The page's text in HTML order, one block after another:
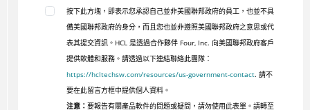
按下此方塊，即表示您承認自己並非美國聯邦政府的員工，也並不具
備美國聯邦政府的身分，而且您也並非遵照美國聯邦政府之意思或代
表其提交資訊。HCL 是透過合作夥伴 Four, Inc. 向美國聯邦政府客戶
提供軟體和服務。請透過以下連結聯絡此團隊：
https://hcltechsw.com/resources/us-government-contact. 請不
要在此留言方框中提供個人資料。
注意： 要報告有關產品軟件的問題或疑問，請勿使用此表單。請轉至